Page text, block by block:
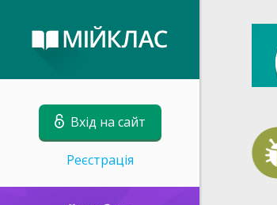
Вхід на сайт
Реєстрація